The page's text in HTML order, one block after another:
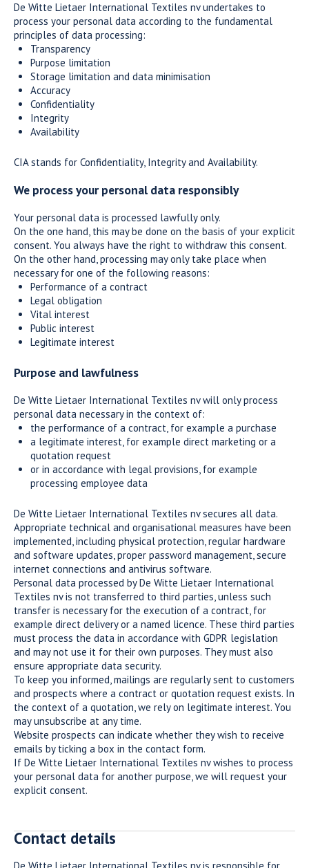
De Witte Lietaer International Textiles nv undertakes to
process your personal data according to the fundamental
principles of data processing:
Transparency
Purpose limitation
Storage limitation and data minimisation
Accuracy
Confidentiality
Integrity
Availability
CIA stands for Confidentiality, Integrity and Availability.
We process your personal data responsibly
Your personal data is processed lawfully only.
On the one hand, this may be done on the basis of your explicit
consent. You always have the right to withdraw this consent.
On the other hand, processing may only take place when
necessary for one of the following reasons:
Performance of a contract
Legal obligation
Vital interest
Public interest
Legitimate interest
Purpose and lawfulness
De Witte Lietaer International Textiles nv will only process
personal data necessary in the context of:
the performance of a contract, for example a purchase
a legitimate interest, for example direct marketing or a
quotation request
or in accordance with legal provisions, for example
processing employee data
De Witte Lietaer International Textiles nv secures all data.
Appropriate technical and organisational measures have been
implemented, including physical protection, regular hardware
and software updates, proper password management, secure
internet connections and antivirus software.
Personal data processed by De Witte Lietaer International
Textiles nv is not transferred to third parties, unless such
transfer is necessary for the execution of a contract, for
example direct delivery or a named licence. These third parties
must process the data in accordance with GDPR legislation
and may not use it for their own purposes. They must also
ensure appropriate data security.
To keep you informed, mailings are regularly sent to customers
and prospects where a contract or quotation request exists. In
the context of a quotation, we rely on legitimate interest. You
may unsubscribe at any time.
Website prospects can indicate whether they wish to receive
emails by ticking a box in the contact form.
If De Witte Lietaer International Textiles nv wishes to process
your personal data for another purpose, we will request your
explicit consent.
Contact details